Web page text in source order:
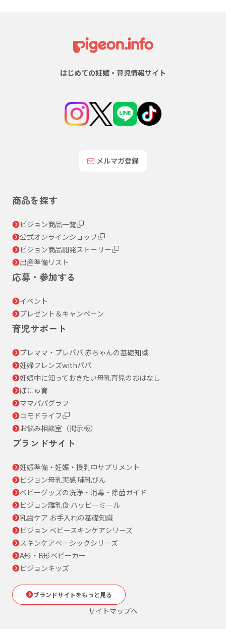
はじめての妊娠・育児情報サイト
メルマガ登録
商品を探す
ピジョン商品一覧
公式オンラインショップ
ピジョン商品開発ストーリー
出産準備リスト
応募・参加する
イベント
プレゼント＆キャンペーン
育児サポート
プレママ・プレパパ 赤ちゃんの基礎知識
妊婦フレンズwithパパ
妊娠中に知っておきたい母乳育児のおはなし
ぼにゅ育
ママパパグラフ
コモドライフ
お悩み相談室（掲示板）
ブランドサイト
妊娠準備・妊娠・授乳中サプリメント
ピジョン母乳実感 哺乳びん
ベビーグッズの洗浄・消毒・除菌ガイド
ピジョン離乳食 ハッピーミール
乳歯ケア お手入れの基礎知識
ピジョン ベビースキンケアシリーズ
スキンケアベーシックシリーズ
A形・B形ベビーカー
ピジョンキッズ
ブランドサイトをもっと見る
サイトマップへ